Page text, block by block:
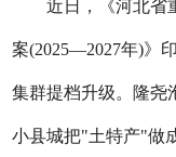
近日，《河北省重
案(2025—2027年)》
集群提档升级。隆
小县城把"土特产"做